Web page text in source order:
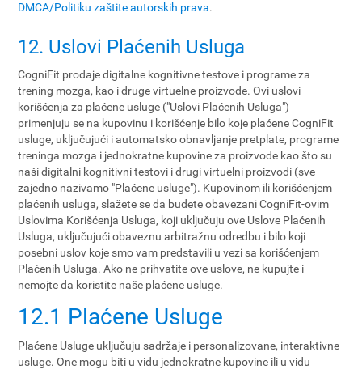
DMCA/Politiku zaštite autorskih prava.
12. Uslovi Plaćenih Usluga
CogniFit prodaje digitalne kognitivne testove i programe za
trening mozga, kao i druge virtuelne proizvode. Ovi uslovi
korišćenja za plaćene usluge ("Uslovi Plaćenih Usluga")
primenjuju se na kupovinu i korišćenje bilo koje plaćene CogniFit
usluge, uključujući i automatsko obnavljanje pretplate, programe
treninga mozga i jednokratne kupovine za proizvode kao što su
naši digitalni kognitivni testovi i drugi virtuelni proizvodi (sve
zajedno nazivamo "Plaćene usluge"). Kupovinom ili korišćenjem
plaćenih usluga, slažete se da budete obavezani CogniFit-ovim
Uslovima Korišćenja Usluga, koji uključuju ove Uslove Plaćenih
Usluga, uključujući obaveznu arbitražnu odredbu i bilo koji
posebni uslov koje smo vam predstavili u vezi sa korišćenjem
Plaćenih Usluga. Ako ne prihvatite ove uslove, ne kupujte i
nemojte da koristite naše plaćene usluge.
12.1 Plaćene Usluge
Plaćene Usluge uključuju sadržaje i personalizovane, interaktivne
usluge. One mogu biti u vidu jednokratne kupovine ili u vidu